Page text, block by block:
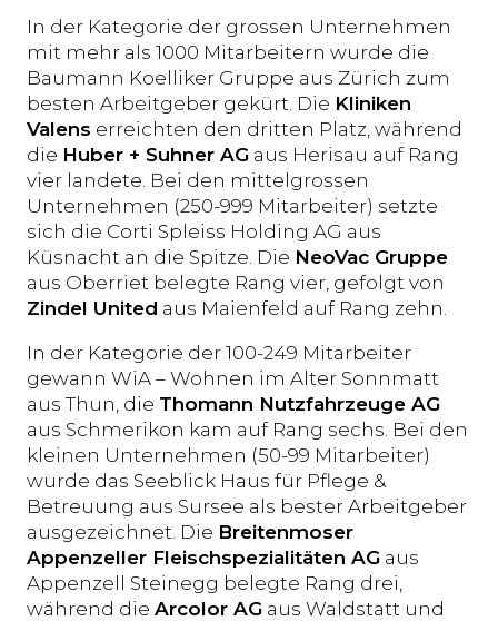
In der Kategorie der grossen Unternehmen
mit mehr als 1000 Mitarbeitern wurde die
Baumann Koelliker Gruppe aus Zürich zum
besten Arbeitgeber gekürt. Die Kliniken
Valens erreichten den dritten Platz, während
die Huber + Suhner AG aus Herisau auf Rang
vier landete. Bei den mittelgrossen
Unternehmen (250-999 Mitarbeiter) setzte
sich die Corti Spleiss Holding AG aus
Küsnacht an die Spitze. Die NeoVac Gruppe
aus Oberriet belegte Rang vier, gefolgt von
Zindel United aus Maienfeld auf Rang zehn.
In der Kategorie der 100-249 Mitarbeiter
gewann WiA – Wohnen im Alter Sonnmatt
aus Thun, die Thomann Nutzfahrzeuge AG
aus Schmerikon kam auf Rang sechs. Bei den
kleinen Unternehmen (50-99 Mitarbeiter)
wurde das Seeblick Haus für Pflege &
Betreuung aus Sursee als bester Arbeitgeber
ausgezeichnet. Die Breitenmoser
Appenzeller Fleischspezialitäten AG aus
Appenzell Steinegg belegte Rang drei,
während die Arcolor AG aus Waldstatt und